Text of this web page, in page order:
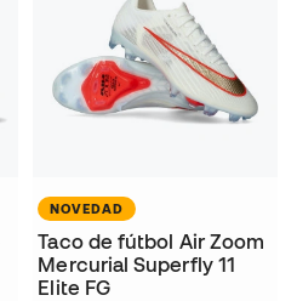
NOVEDAD
Taco de fútbol Air Zoom
Mercurial Superfly 11
Elite FG